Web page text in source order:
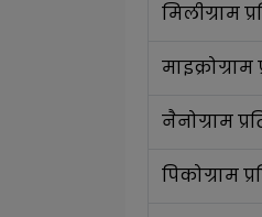
मिलीग्राम
माइक्रोग्राम
नैनोग्राम
पिकोग्राम